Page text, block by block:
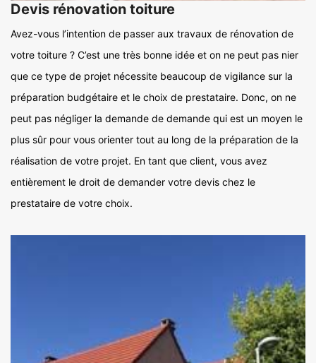
Devis rénovation toiture
Avez-vous l’intention de passer aux travaux de rénovation de
votre toiture ? C’est une très bonne idée et on ne peut pas nier
que ce type de projet nécessite beaucoup de vigilance sur la
préparation budgétaire et le choix de prestataire. Donc, on ne
peut pas négliger la demande de demande qui est un moyen le
plus sûr pour vous orienter tout au long de la préparation de la
réalisation de votre projet. En tant que client, vous avez
entièrement le droit de demander votre devis chez le
prestataire de votre choix.